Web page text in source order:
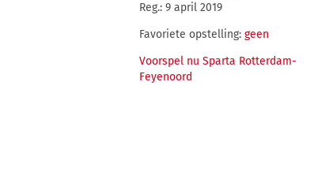
Reg.: 9 april 2019
Favoriete opstelling: geen
Voorspel nu Sparta Rotterdam-
Feyenoord